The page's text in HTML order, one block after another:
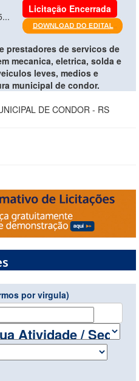
Licitação Encerrada
prestadores de servicos de
mecanica, eletrica, solda e
leves, medios e
municipal de condor.
DE CONDOR - RS
por virgula)